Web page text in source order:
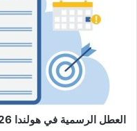
العطل الرسمية في هولندا 2026–2027: مواعيد وتفاصيل